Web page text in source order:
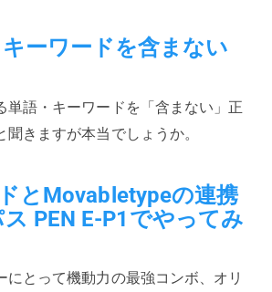
ーワードを含まない
単語・キーワードを「含まない」正
きますが本当でしょうか。
とMovabletypeの連携
PEN E-P1でやってみ
にとって機動力の最強コンボ、オリ